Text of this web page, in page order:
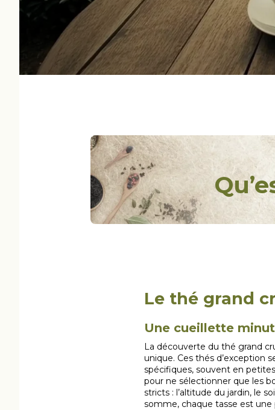
Le thé grand
Une cueillette
La découverte du thé grand
unique. Ces thés d’exception
spécifiques, souvent en
pour ne sélectionner que les
stricts : l’altitude du jardin, le
somme, chaque tasse est une